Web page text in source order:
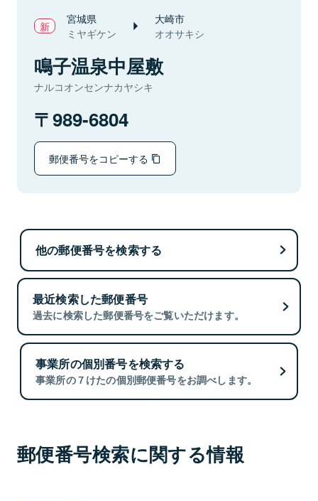
宮城県
ミヤギケン
大崎市
オオサキシ
鳴子温泉中屋敷
ナルコオンセンナカヤシキ
989-6804
郵便番号をコピーする
他の郵便番号を検索する
最近検索した郵便番号
過去に検索した郵便番号をご覧いただけます。
事業所の個別番号を検索する
事業所の７けたの個別郵便番号をお調べします。
郵便番号検索に関する情報